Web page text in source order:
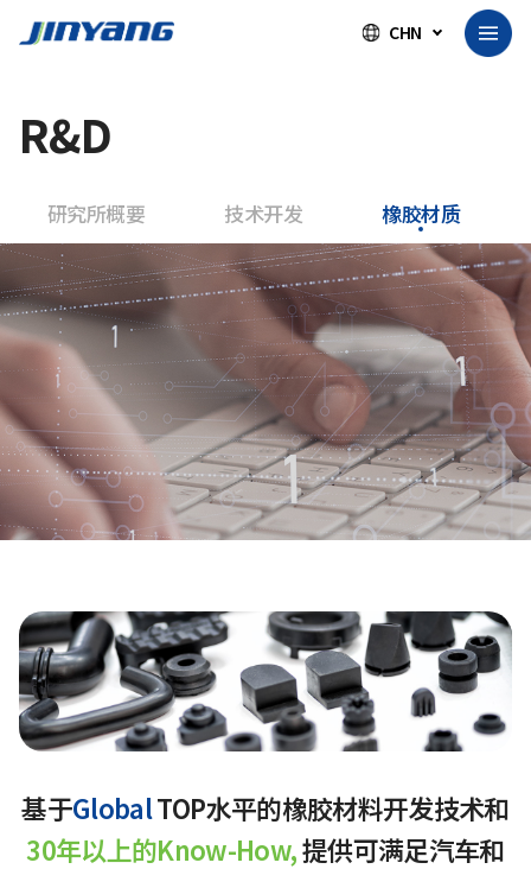
CHN
R&D
研究所概要 技术开发 橡胶材质
基于GlobalTOP水平的橡胶材料开发技术和
30年以上的Know-How,提供可满足汽车和